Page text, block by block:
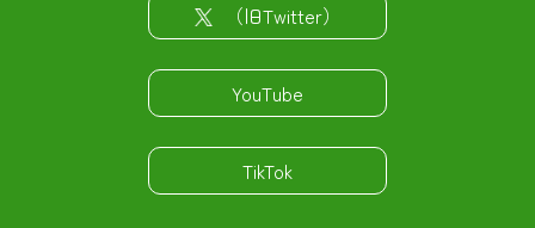
（旧Twitter）
YouTube
TikTok